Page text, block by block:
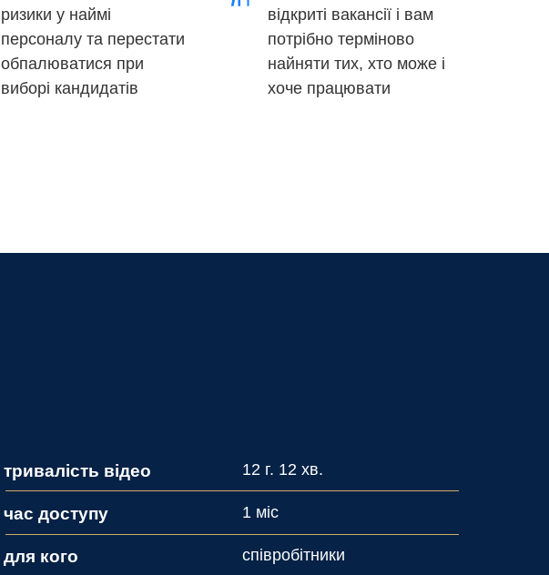
ризики у наймі
персоналу та перестати
обпалюватися при
виборі кандидатів
відкриті вакансії і вам
потрібно терміново
найняти тих, хто може і
хоче працювати
тривалість відео
час доступу
для кого
12 г. 12 хв.
1 міс
співробітники